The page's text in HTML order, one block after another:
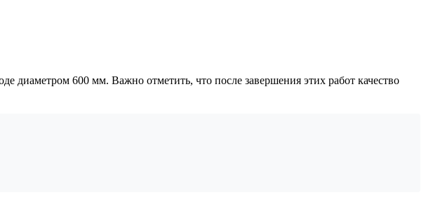
диаметром 600 мм. Важно отметить, что после завершения этих работ качество